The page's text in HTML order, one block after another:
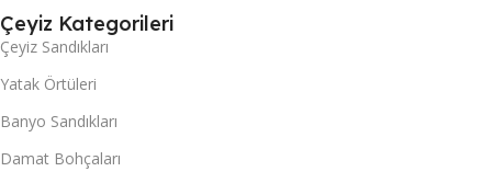
Çeyiz Kategorileri
Çeyiz Sandıkları
Yatak Örtüleri
Banyo Sandıkları
Damat Bohçaları